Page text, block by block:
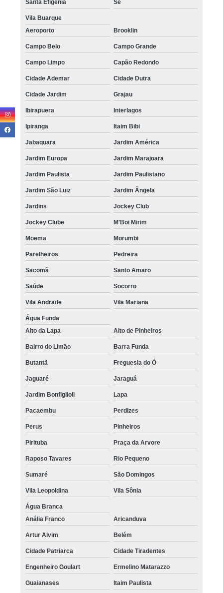
Santa Efigênia Sé
Vila Buarque
Aeroporto
Brooklin
Campo Belo Campo Grande
Campo Limpo Capão Redondo
Cidade Ademar Cidade Dutra
Cidade Jardim Grajau
Ibirapuera Interlagos
Ipiranga Itaim Bibi
Jabaquara Jardim América
Jardim Europa Jardim Marajoara
Jardim Paulista Jardim Paulistano
Jardim São Luiz Jardim Ângela
Jardins Jockey Club
Jockey Clube M'Boi Mirim
Moema Morumbi
Parelheiros Pedreira
Sacomã Santo Amaro
Saúde Socorro
Vila Andrade Vila Mariana
Água Funda
Alto da Lapa
Alto de Pinheiros
Bairro do Limão Barra Funda
Butantã Freguesia do Ó
Jaguaré Jaraguá
Jardim Bonfiglioli Lapa
Pacaembu Perdizes
Perus Pinheiros
Pirituba Praça da Arvore
Raposo Tavares Rio Pequeno
Sumaré São Domingos
Vila Leopoldina Vila Sônia
Água Branca
Anália Franco
Aricanduva
Artur Alvim Belém
Cidade Patriarca Cidade Tiradentes
Engenheiro Goulart Ermelino Matarazzo
Guaianases Itaim Paulista